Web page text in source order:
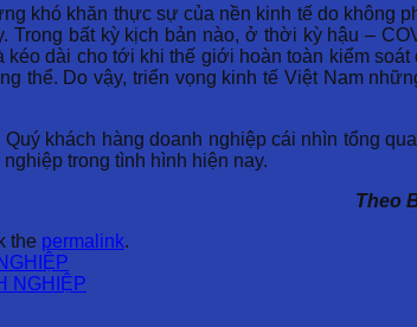
khó khăn thực sự của nền kinh tế do không
bất kỳ kịch bản nào, ở thời kỳ hậu –
dài cho tới khi thế giới hoàn toàn kiểm
thể. Do vậy, triển vọng kinh tế Việt Nam
khách hàng doanh nghiệp cái nhìn tổng
trong tình hình hiện nay.
Theo
the permalink.
NGHIỆP